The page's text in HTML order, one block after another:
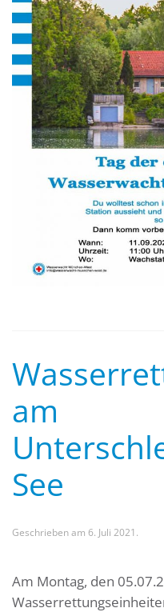
am
See
Geschrieben am 6. Juli 2021 .
Am Montag, den